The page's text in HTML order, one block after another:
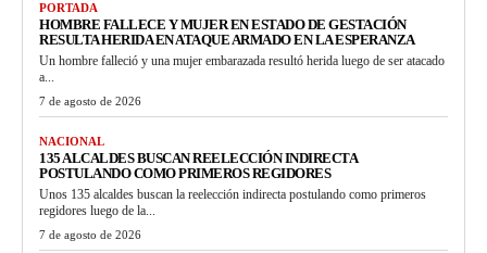
PORTADA
HOMBRE FALLECE Y MUJER EN ESTADO DE GESTACIÓN
RESULTA HERIDA EN ATAQUE ARMADO EN LA ESPERANZA
Un hombre falleció y una mujer embarazada resultó herida luego de ser atacado
a...
7 de agosto de 2026
NACIONAL
135 ALCALDES BUSCAN REELECCIÓN INDIRECTA
POSTULANDO COMO PRIMEROS REGIDORES
Unos 135 alcaldes buscan la reelección indirecta postulando como primeros
regidores luego de la...
7 de agosto de 2026